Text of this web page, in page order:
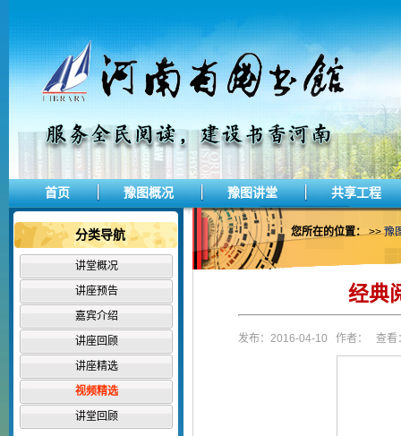
首页 豫图概况 豫图讲堂 共享工程
分类导航
讲堂概况
讲座预告
嘉宾介绍
讲座回顾
讲座精选
视频精选
讲堂回顾
您所在的位置：>>豫
经典
发布：2016-04-10 作者： 查看